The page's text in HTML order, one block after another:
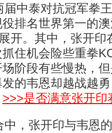
中泰对抗冠军拳
排名世界第一的
开。其中，张开印
住机会险些重拳
阶段有些慢热，
的韦恩却越战越
>>>是否满意张开印
，张开印与韦恩